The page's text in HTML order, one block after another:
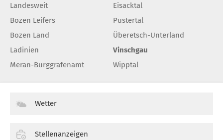
Landesweit
Bozen Leifers
Bozen Land
Ladinien
Meran-Burggrafenamt
Eisacktal
Pustertal
Überetsch-Unterland
Vinschgau
Wipptal
Wetter
Stellenanzeigen